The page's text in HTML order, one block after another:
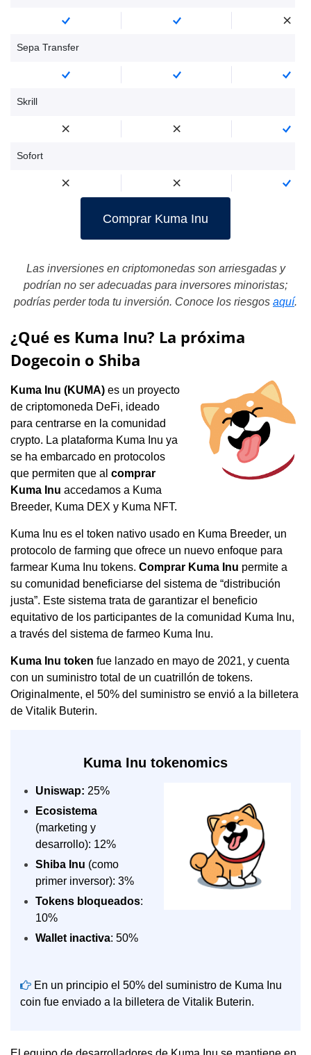
Sepa Transfer
Skrill
Sofort
Comprar Kuma Inu
Las inversiones en criptomonedas son arriesgadas y
podrían no ser adecuadas para inversores minoristas;
podrías perder toda tu inversión. Conoce los riesgos aquí.
¿Qué es Kuma Inu? La próxima
Dogecoin o Shiba
Kuma Inu (KUMA) es un proyecto
de criptomoneda DeFi, ideado
para centrarse en la comunidad
crypto. La plataforma Kuma Inu ya
se ha embarcado en protocolos
que permiten que al comprar
Kuma Inu accedamos a Kuma
Breeder, Kuma DEX y Kuma NFT.
Kuma Inu es el token nativo usado en Kuma Breeder, un
protocolo de farming que ofrece un nuevo enfoque para
farmear Kuma Inu tokens. Comprar Kuma Inu permite a
su comunidad beneficiarse del sistema de “distribución
justa”. Este sistema trata de garantizar el beneficio
equitativo de los participantes de la comunidad Kuma Inu,
a través del sistema de farmeo Kuma Inu.
Kuma Inu token fue lanzado en mayo de 2021, y cuenta
con un suministro total de un cuatrillón de tokens.
Originalmente, el 50% del suministro se envió a la billetera
de Vitalik Buterin.
Kuma Inu tokenomics
Uniswap: 25%
Ecosistema
(marketing y
desarrollo): 12%
Shiba Inu (como
primer inversor): 3%
Tokens bloqueados:
10%
Wallet inactiva: 50%
En un principio el 50% del suministro de Kuma Inu
coin fue enviado a la billetera de Vitalik Buterin.